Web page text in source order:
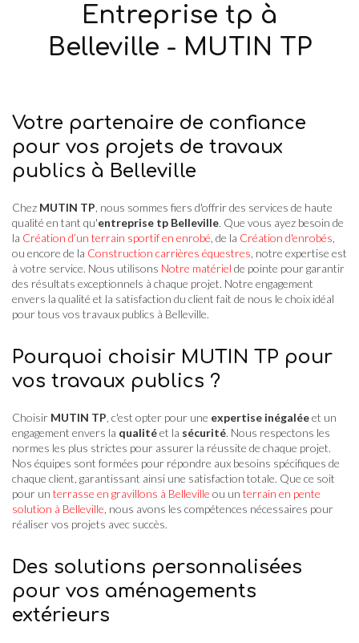
Entreprise tp à
Belleville - MUTIN TP
Votre partenaire de confiance
pour vos projets de travaux
publics à Belleville
Chez MUTIN TP , nous sommes fiers d'offrir des services de haute
qualité en tant qu'entreprise tp Belleville. Que vous ayez besoin de
la Création d’un terrain sportif en enrobé , de la Création d'enrobés
ou encore de la Construction carrières équestres , notre expertise est
à votre service. Nous utilisons Notre matériel de pointe pour garantir
des résultats exceptionnels à chaque projet. Notre engagement
envers la qualité et la satisfaction du client fait de nous le choix idéal
pour tous vos travaux publics à Belleville.
Pourquoi choisir MUTIN TP pour
vos travaux publics ?
Choisir MUTIN TP , c'est opter pour une expertise inégaléeet un
engagement envers la qualitéet la sécurité. Nous respectons les
normes les plus strictes pour assurer la réussite de chaque projet.
Nos équipes sont formées pour répondre aux besoins spécifiques de
chaque client, garantissant ainsi une satisfaction totale. Que ce soit
pour un terrasse en gravillons à Belleville ou un terrain en pente
solution à Belleville , nous avons les compétences nécessaires pour
réaliser vos projets avec succès.
Des solutions personnalisées
pour vos aménagements
extérieurs